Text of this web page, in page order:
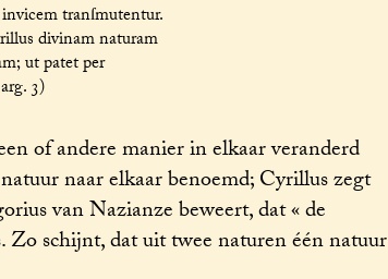
tranſmutentur.
divinam naturam
ut patet per
3)
of andere manier in elkaar veranderd
naar elkaar benoemd; Cyrillus zegt
van Nazianze beweert, dat « de
schijnt, dat uit twee naturen één natuur